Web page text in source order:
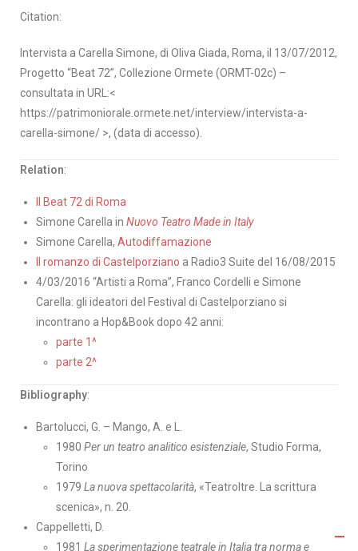
Citation:
Intervista a Carella Simone, di Oliva Giada, Roma, il 13/07/2012,
Progetto “Beat 72”, Collezione Ormete (ORMT-02c) –
consultata in URL:<
https://patrimoniorale.ormete.net/interview/intervista-a-
carella-simone/ >, (data di accesso).
Relation:
Il Beat 72 di Roma
Simone Carella in Nuovo Teatro Made in Italy
Simone Carella, Autodiffamazione
Il romanzo di Castelporziano a Radio3 Suite del 16/08/2015
4/03/2016 “Artisti a Roma”, Franco Cordelli e Simone
Carella: gli ideatori del Festival di Castelporziano si
incontrano a Hop&Book dopo 42 anni:
parte 1^
parte 2^
Bibliography:
Bartolucci, G. – Mango, A. e L.
1980 Per un teatro analitico esistenziale, Studio Forma,
Torino
1979 La nuova spettacolarità, «Teatroltre. La scrittura
scenica», n. 20.
Cappelletti, D.
1981 La sperimentazione teatrale in Italia tra norma e